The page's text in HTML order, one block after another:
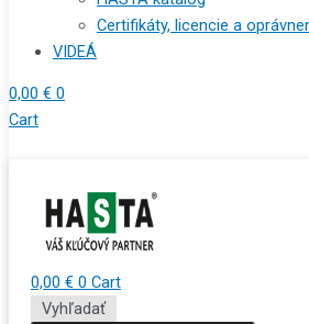
Certifikáty, licencie a
VIDEÁ
0,00 € 0
Cart
0,00 € 0 Cart
Vyhľadať